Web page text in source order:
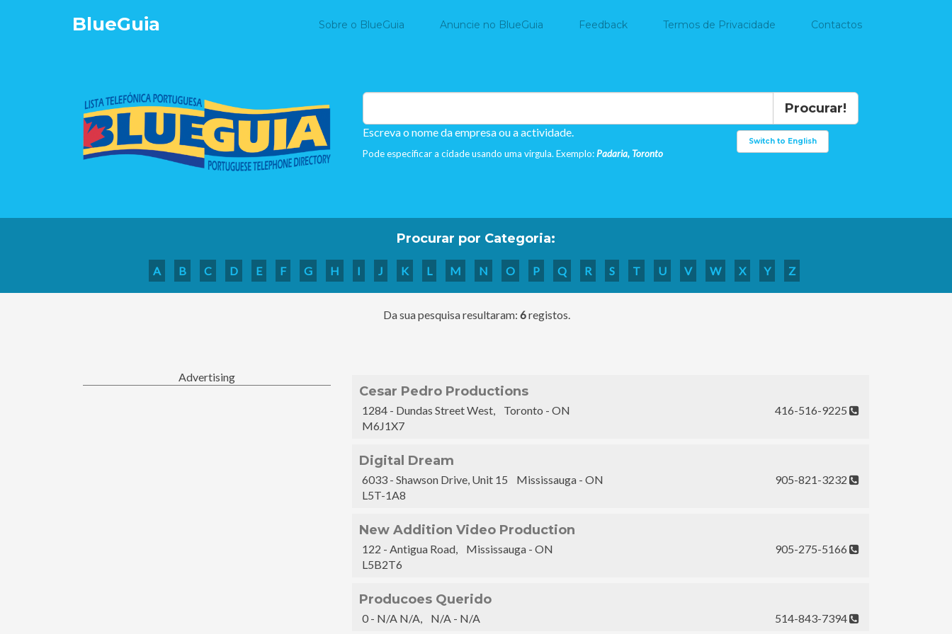
BlueGuia Home
Sobre o BlueGuia Anuncie no BlueGuia Feedback Termos de Privacidade Contactos
Procurar!
Escreva o nome da empresa ou a actividade.
Pode especificar a cidade usando uma virgula. Exemplo: Padaria, Toronto
Switch to English
Procurar por Categoria:
A B C D E F G H I J K L M N O P Q R S T U V W X Y Z
Da sua pesquisa resultaram: 6registos.
Advertising
Cesar Pedro Productions
1284 - Dundas Street West, Toronto - ON
M6J1X7
416-516-9225
Digital Dream
6033 - Shawson Drive, Unit 15 Mississauga - ON
L5T-1A8
905-821-3232
New Addition Video Production
122 - Antigua Road, Mississauga - ON
L5B2T6
905-275-5166
Producoes Querido
0 - N/A N/A, N/A - N/A 514-843-7394